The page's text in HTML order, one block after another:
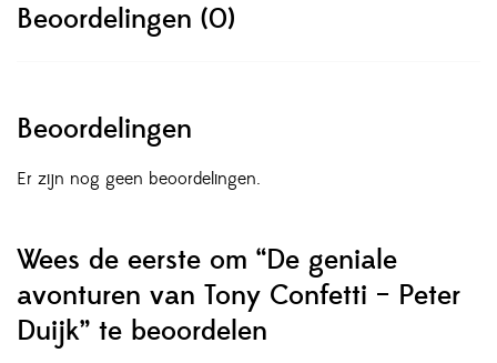
Beoordelingen (0)
Beoordelingen
Er zijn nog geen beoordelingen.
Wees de eerste om “De geniale
avonturen van Tony Confetti – Peter
Duijk” te beoordelen